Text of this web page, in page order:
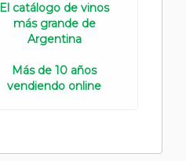
El catálogo de vinos
más grande de
Argentina
Más de 10 años
vendiendo online